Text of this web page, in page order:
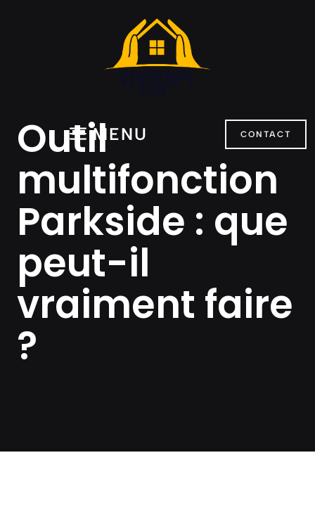
MENU CONTACT
Outil
multifonction
Parkside : que
peut-il
vraiment faire
?